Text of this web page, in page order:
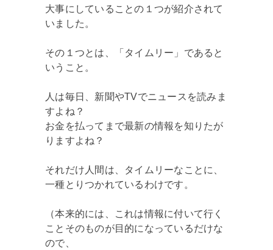
大事にしていることの１つが紹介されて
いました。
その１つとは、「タイムリー」であると
いうこと。
人は毎日、新聞やTVでニュースを読みま
すよね？
お金を払ってまで最新の情報を知りたが
りますよね？
それだけ人間は、タイムリーなことに、
一種とりつかれているわけです。
（本来的には、これは情報に付いて行く
ことそのものが目的になっているだけな
ので、